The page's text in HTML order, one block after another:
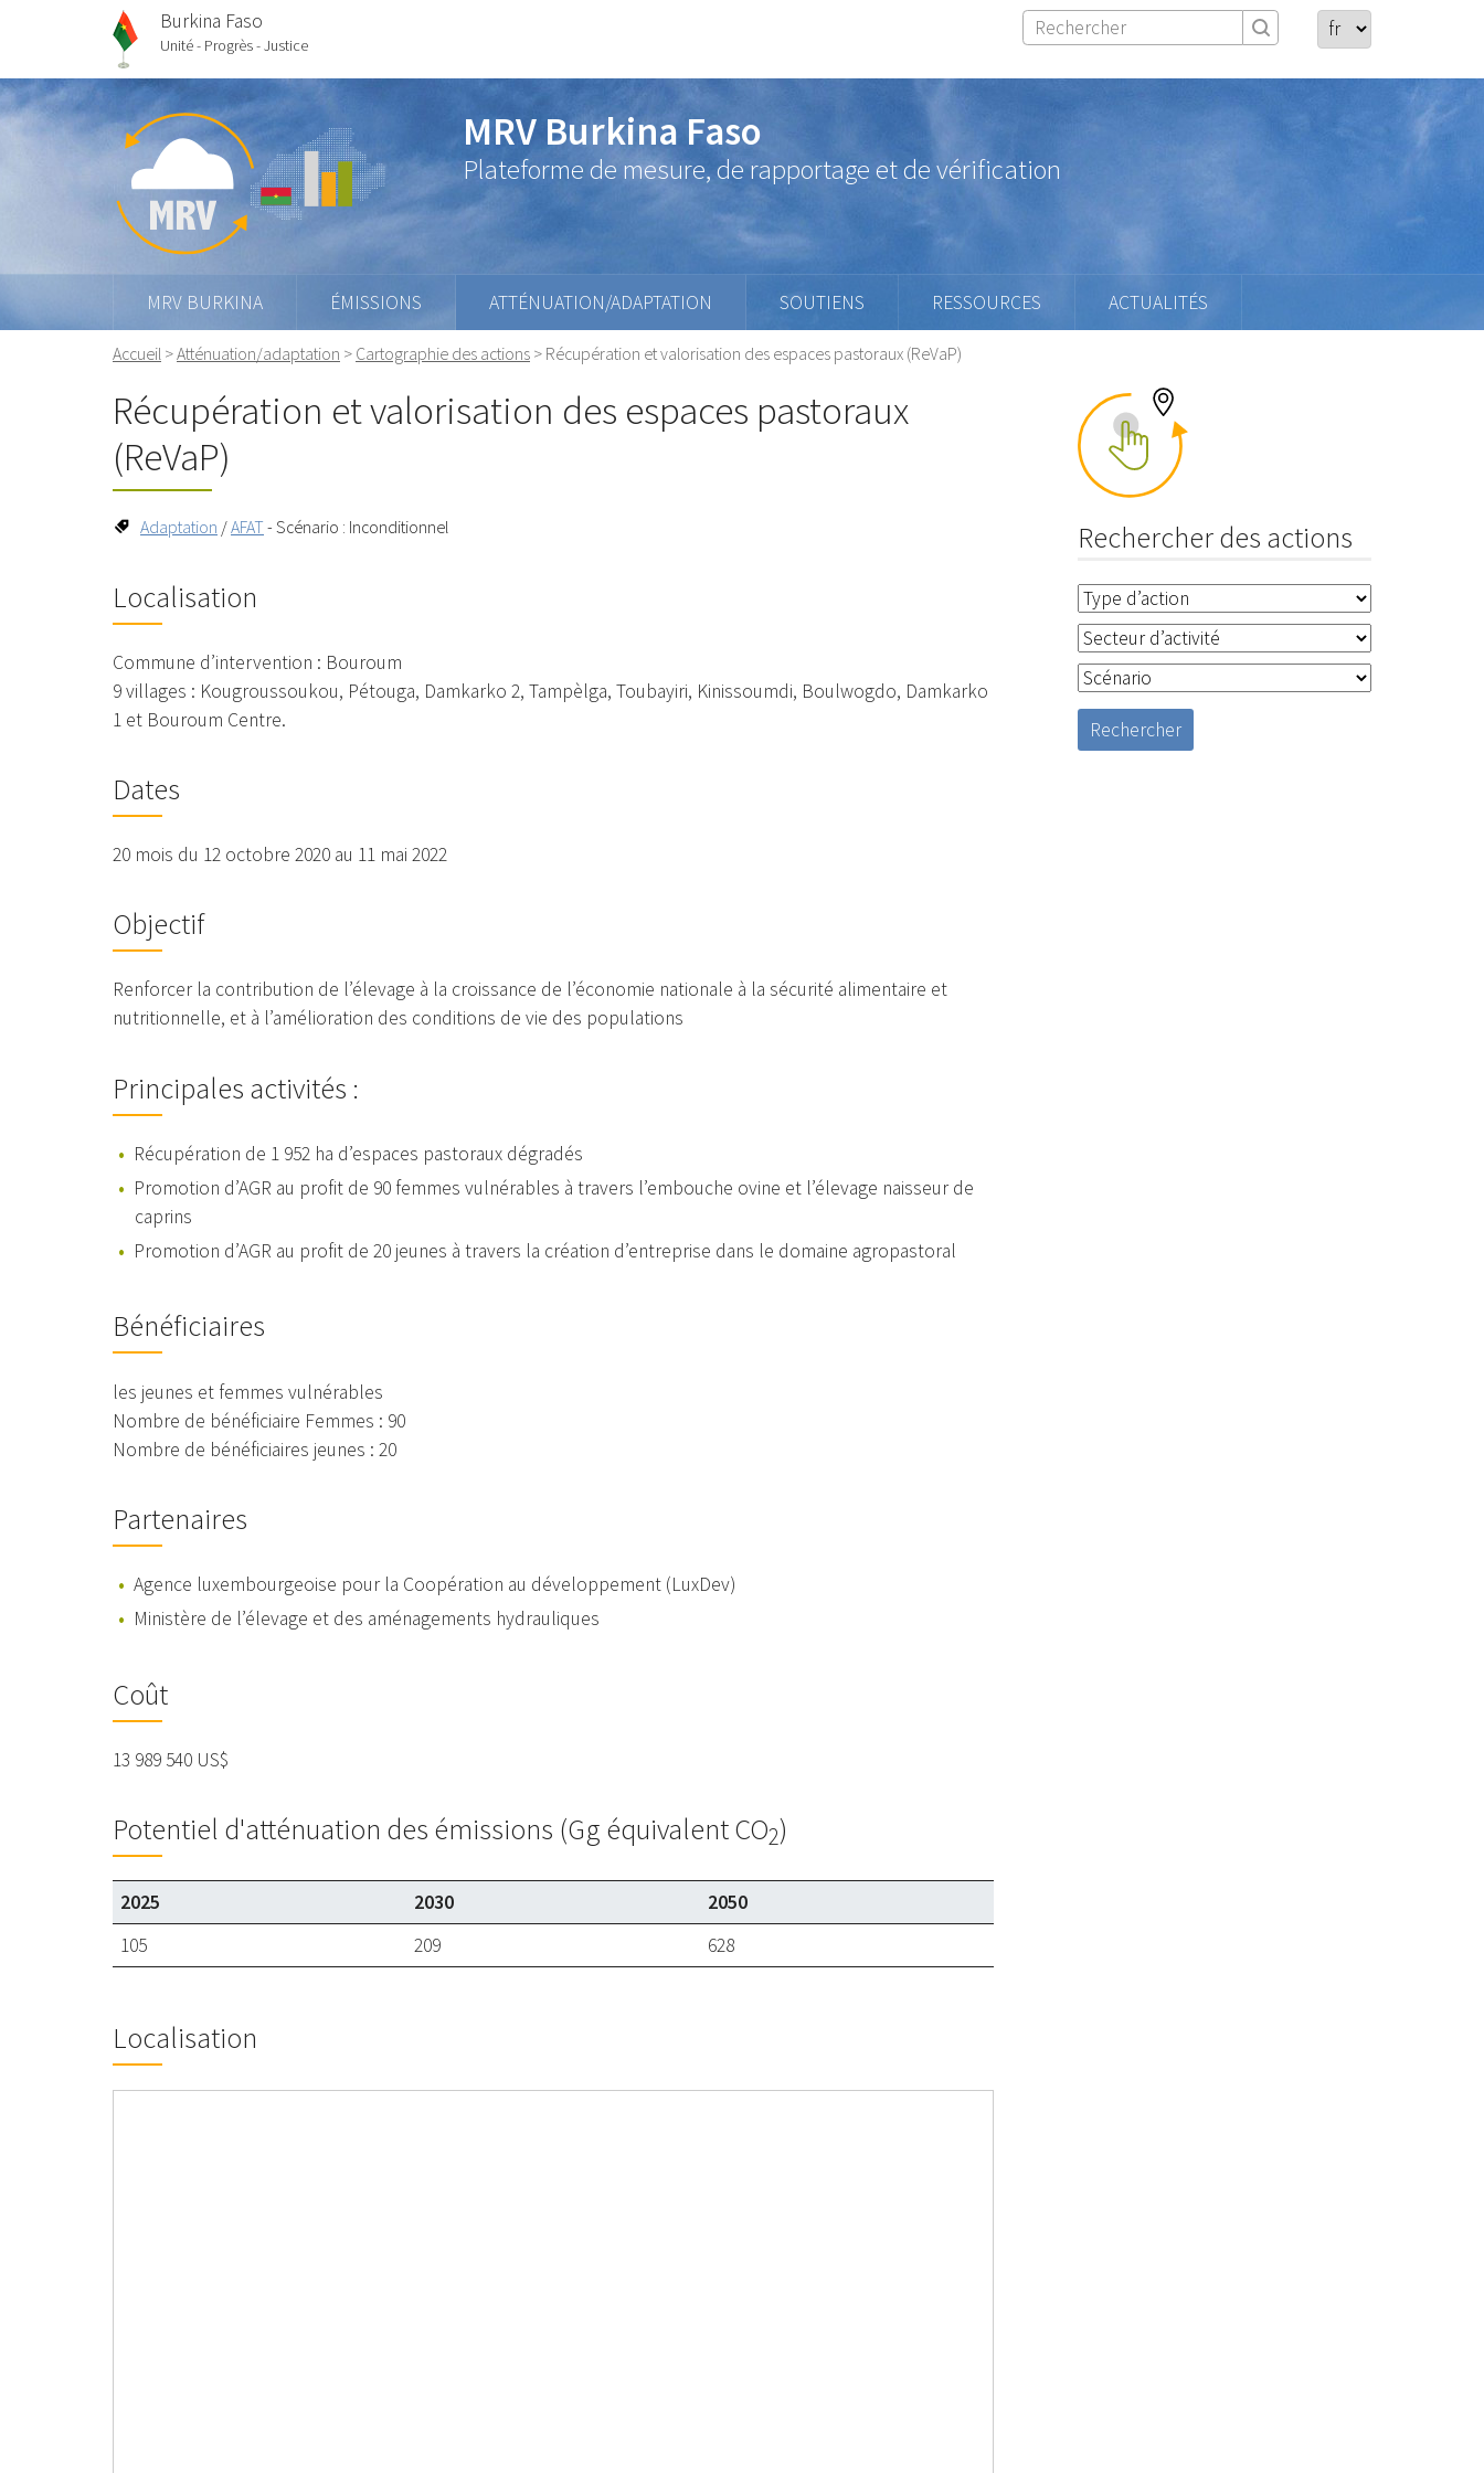
Burkina Faso
Unité - Progrès - Justice
MRV Burkina Faso
Plateforme de mesure, de rapportage et de vérification
MRV BURKINA ÉMISSIONS ATTÉNUATION/ADAPTATION SOUTIENS RESSOURCES ACTUALITÉS
Accueil >Atténuation/adaptation > Cartographie des actions > Récupération et valorisation des espaces pastoraux (ReVaP)
Récupération et valorisation des espaces pastoraux
(ReVaP)
Adaptation /AFAT- Scénario : Inconditionnel
Localisation
Commune d’intervention : Bouroum
9 villages : Kougroussoukou, Pétouga, Damkarko 2, Tampèlga, Toubayiri, Kinissoumdi, Boulwogdo, Damkarko
1 et Bouroum Centre.
Dates
20 mois du 12 octobre 2020 au 11 mai 2022
Objectif
Renforcer la contribution de l’élevage à la croissance de l’économie nationale à la sécurité alimentaire et
nutritionnelle, et à l’amélioration des conditions de vie des populations
Principales activités :
Récupération de 1 952 ha d’espaces pastoraux dégradés
Promotion d’AGR au profit de 90 femmes vulnérables à travers l’embouche ovine et l’élevage naisseur de
caprins
Promotion d’AGR au profit de 20 jeunes à travers la création d’entreprise dans le domaine agropastoral
Bénéficiaires
les jeunes et femmes vulnérables
Nombre de bénéficiaire Femmes : 90
Nombre de bénéficiaires jeunes : 20
Partenaires
Agence luxembourgeoise pour la Coopération au développement (LuxDev)
Ministère de l’élevage et des aménagements hydrauliques
Coût
13 989 540 US$
Potentiel d'atténuation des émissions (Gg équivalent CO2)
2025 2030
2050
105
209 628
Localisation
Rechercher des actions